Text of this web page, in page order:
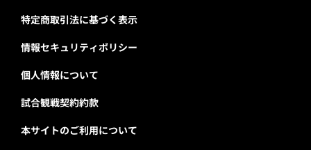
特定商取引法に基づく表示
情報セキュリティポリシー
個人情報について
試合観戦契約約款
本サイトのご利用について